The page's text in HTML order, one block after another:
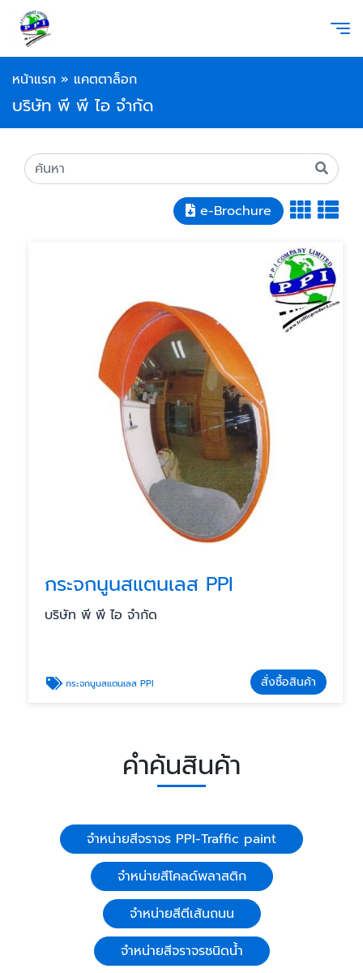
หน้าแรก » แคตตาล็อก
บริษัท พี พี ไอ จำกัด
e-Brochure
กระจกนูนสแตนเลส PPI
บริษัท พี พี ไอ จำกัด
กระจกนูนสแตนเลส PPI สั่งซื้อสินค้า
คำค้นสินค้า
จำหน่ายสีจราจร PPI-Traffic paint
จำหน่ายสีโคลด์พลาสติก
จำหน่ายสีตีเส้นถนน
จำหน่ายสีจราจรชนิดน้ำ